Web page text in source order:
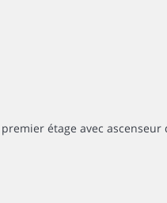
étage avec